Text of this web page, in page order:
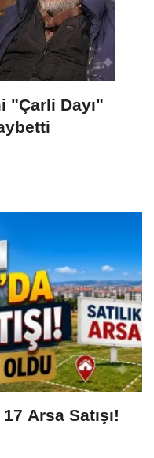
"Çarli Dayı"
Arsa Satışı!